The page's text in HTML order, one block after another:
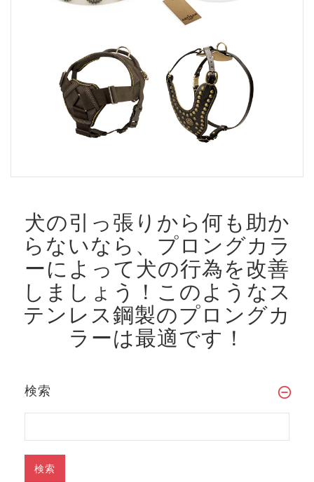
犬の引っ張りから何も助か
らないなら、プロングカラ
ーによって犬の行為を改善
しましょう！ このようなス
テンレス鋼製のプロングカ
ラーは最適です！
検索